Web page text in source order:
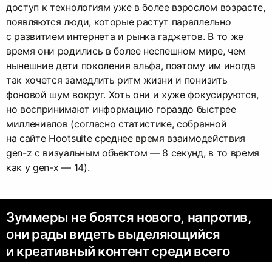
доступ к технологиям уже в более взрослом возрасте,
появляются люди, которые растут параллельно
с развитием интернета и рынка гаджетов. В то же
время они родились в более неспешном мире, чем
нынешние дети поколения альфа, поэтому им иногда
так хочется замедлить ритм жизни и понизить
фоновой шум вокруг. Хоть они и хуже фокусируются,
но воспринимают информацию гораздо быстрее
миллениалов (согласно статистике, собранной
на сайте Hootsuite среднее время взаимодействия
gen-z с визуальным объектом — 8 секунд, в то время
как у gen-x — 14).
Зуммеры не боятся нового, напротив,
они рады видеть выделяющийся
и креативный контент среди всего